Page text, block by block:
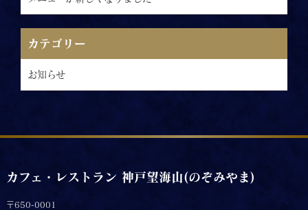
カテゴリー
お知らせ
カフェ・レストラン 神戸望海山(のぞみやま)
〒650-0001